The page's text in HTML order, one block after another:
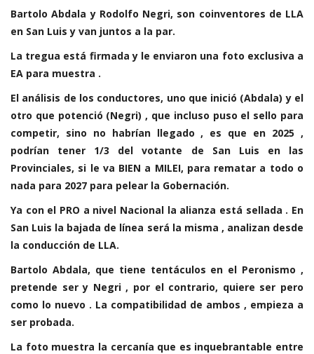
Bartolo Abdala y Rodolfo Negri, son coinventores de LLA
en San Luis y van juntos a la par.
La tregua está firmada y le enviaron una foto exclusiva a
EA para muestra .
El análisis de los conductores, uno que inició (Abdala) y el
otro que potenció (Negri) , que incluso puso el sello para
competir, sino no habrían llegado , es que en 2025 ,
podrían tener 1/3 del votante de San Luis en las
Provinciales, si le va BIEN a MILEI, para rematar a todo o
nada para 2027 para pelear la Gobernación.
Ya con el PRO a nivel Nacional la alianza está sellada . En
San Luis la bajada de línea será la misma , analizan desde
la conducción de LLA.
Bartolo Abdala, que tiene tentáculos en el Peronismo ,
pretende ser y Negri , por el contrario, quiere ser pero
como lo nuevo . La compatibilidad de ambos , empieza a
ser probada.
La foto muestra la cercanía que es inquebrantable entre